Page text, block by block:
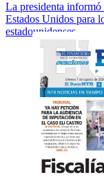
La presidenta informó
Estados Unidos para
estadounidenses